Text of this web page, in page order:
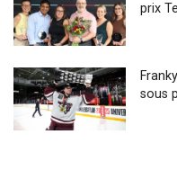
prix
sous